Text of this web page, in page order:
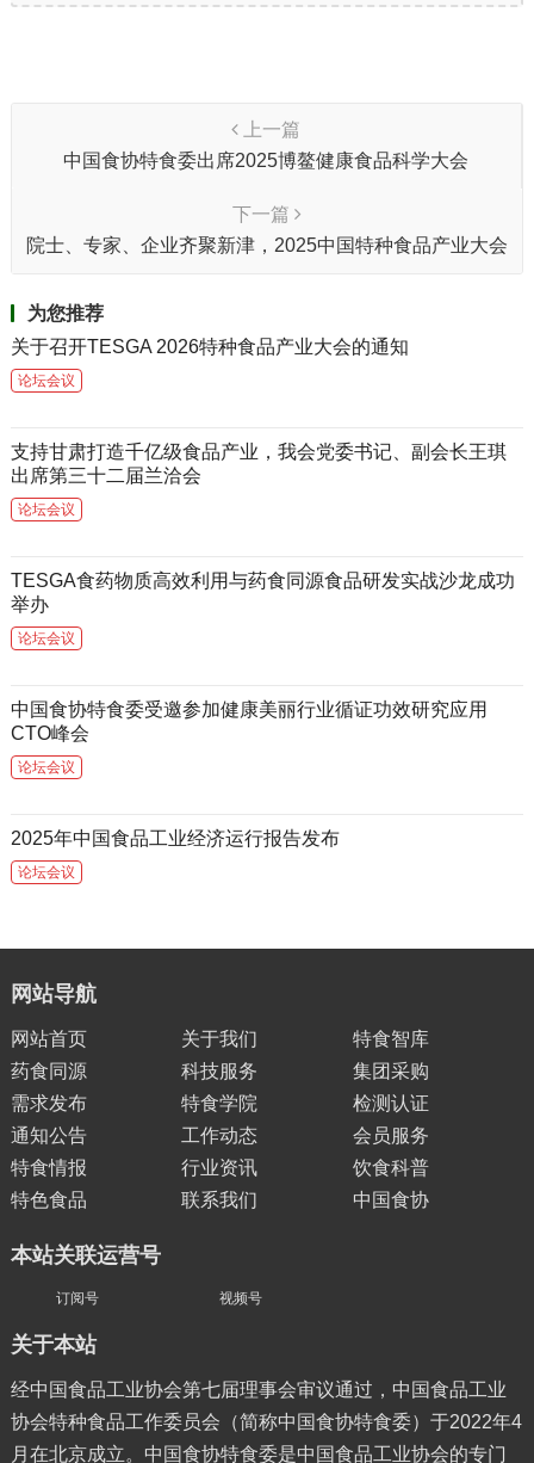
上一篇
中国食协特食委出席2025博鳌健康食品科学大会
下一篇
院士、专家、企业齐聚新津，2025中国特种食品产业大会
为您推荐
关于召开TESGA 2026特种食品产业大会的通知
论坛会议
支持甘肃打造千亿级食品产业，我会党委书记、副会长王琪
出席第三十二届兰洽会
论坛会议
TESGA食药物质高效利用与药食同源食品研发实战沙龙成功
举办
论坛会议
中国食协特食委受邀参加健康美丽行业循证功效研究应用
CTO峰会
论坛会议
2025年中国食品工业经济运行报告发布
论坛会议
网站导航
网站首页 关于我们
特食智库
药食同源
科技服务
集团采购
需求发布
特食学院
检测认证
通知公告
工作动态
会员服务
特食情报
行业资讯
饮食科普
特色食品
联系我们 中国食协
本站关联运营号
订阅号 视频号
关于本站
经中国食品工业协会第七届理事会审议通过，中国食品工业
协会特种食品工作委员会（简称中国食协特食委）于2022年4
月在北京成立。中国食协特食委是中国食品工业协会的专门